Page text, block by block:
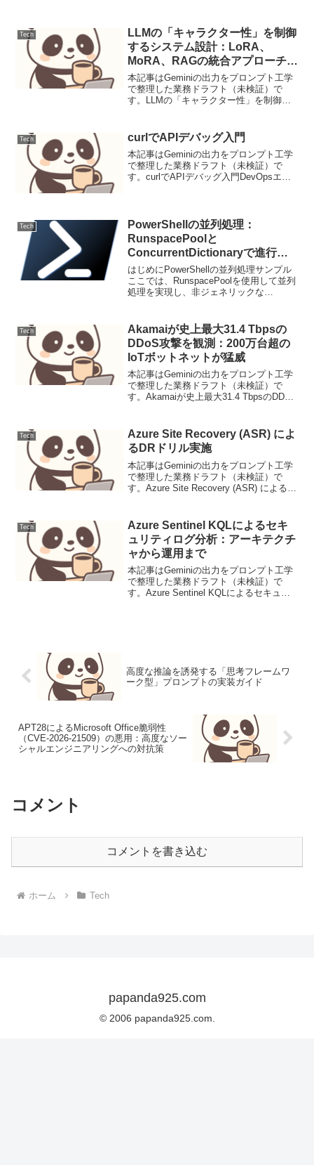
Tech
LLMの「キャラクター性」を制御
するシステム設計：LoRA、
MoRA、RAGの統合アプローチに
よる役割固定と動的知識の融合
本記事はGeminiの出力をプロンプト工学
で整理した業務ドラフト（未検証）で
す。LLMの「キャラクター性」を制御す
識の融合【要点サマリ】大規模言語モデ
ル（LLM...
Tech curlでAPIデバッグ入門
本記事はGeminiの出力をプロンプト工学
で整理した業務ドラフト（未検証）で
す。curlでAPIデバッグ入門DevOpsエン
Tech
PowerShellの並列処理：
RunspacePoolと
ConcurrentDictionaryで進行状
況を管理
はじめにPowerShellの並列処理サンプル
ここでは、RunspacePoolを使用して並列
処理を実現し、非ジェネリックな
いて解説する。...
Tech
Akamaiが史上最大31.4 Tbpsの
DDoS攻撃を観測：200万台超の
IoTボットネットが猛威
本記事はGeminiの出力をプロンプト工学
で整理した業務ドラフト（未検証）で
す。Akamaiが史上最大31.4 TbpsのDDoS
となる31.4 Tbp...
Tech
Azure Site Recovery (ASR) によ
るDRドリル実施
本記事はGeminiの出力をプロンプト工学
で整理した業務ドラフト（未検証）で
す。Azure Site Recovery (ASR) による
Tech
Azure Sentinel KQLによるセキ
ュリティログ分析：アーキテクチ
ャから運用まで
本記事はGeminiの出力をプロンプト工学
で整理した業務ドラフト（未検証）で
す。Azure Sentinel KQLによるセキュリ
高度な推論を誘発する「思考フレームワ
ーク型」プロンプトの実装ガイド
APT28によるMicrosoft Office脆弱性
（CVE-2026-21509）の悪用：高度なソー
シャルエンジニアリングへの対抗策
コメント
コメントを書き込む
ホーム Tech
papanda925.com
© 2006 papanda925.com.